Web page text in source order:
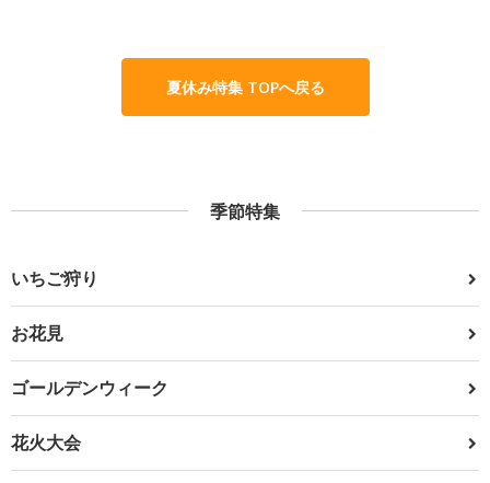
夏休み特集 TOPへ戻る
季節特集
いちご狩り
お花見
ゴールデンウィーク
花火大会